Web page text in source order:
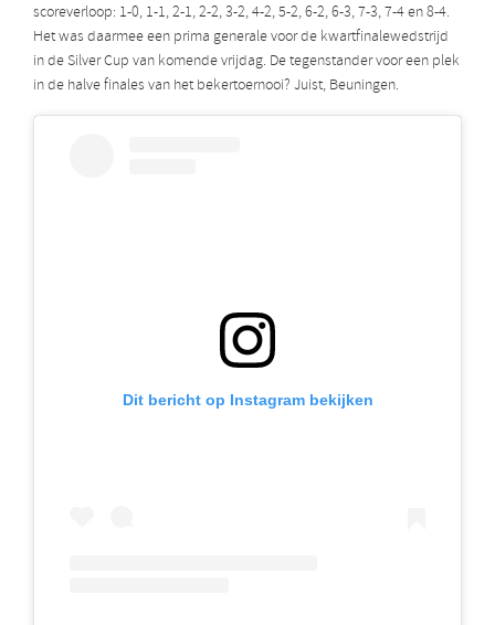
scoreverloop: 1-0, 1-1, 2-1, 2-2, 3-2, 4-2, 5-2, 6-2, 6-3, 7-3, 7-4 en 8-4.
Het was daarmee een prima generale voor de kwartfinalewedstrijd
in de Silver Cup van komende vrijdag. De tegenstander voor een plek
in de halve finales van het bekertoernooi? Juist, Beuningen.
Dit bericht op Instagram bekijken